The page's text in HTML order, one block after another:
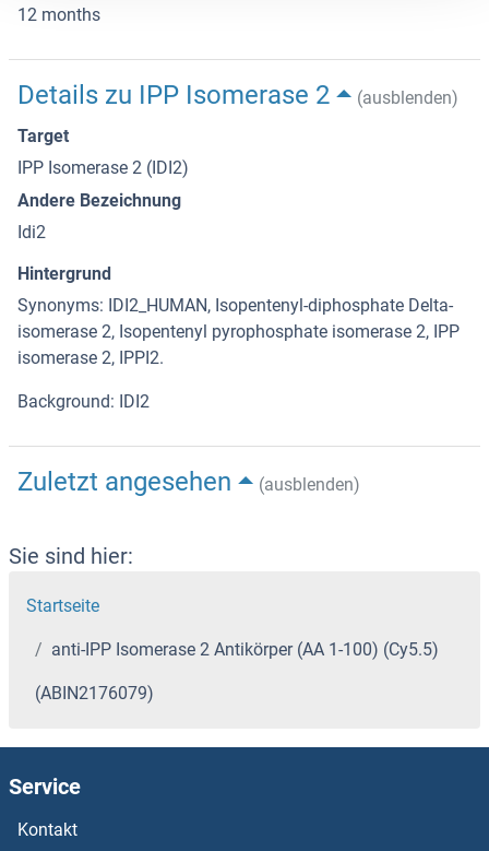
12 months
Details zu IPP Isomerase 2
(ausblenden)
Target
IPP Isomerase 2 (IDI2)
Andere Bezeichnung
Idi2
Hintergrund
Synonyms: IDI2_HUMAN, Isopentenyl-diphosphate Delta-
isomerase 2, Isopentenyl pyrophosphate isomerase 2, IPP
isomerase 2, IPPI2.
Background: IDI2
Zuletzt angesehen (ausblenden)
Sie sind hier:
Startseite
anti-IPP Isomerase 2 Antikörper (AA 1-100) (Cy5.5)
(ABIN2176079)
Service
Kontakt